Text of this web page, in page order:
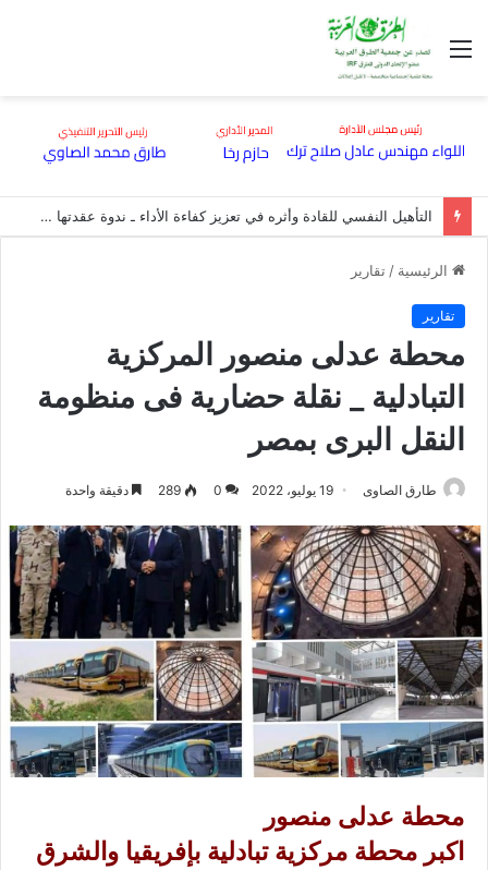
القائمة
التأهيل النفسي للقادة وأثره في تعزيز كفاءة الأداء ـ ندوة عقدتها هيئة الطرق بقاعة مؤتمراتها
الرئيسية / تقارير
تقارير
محطة عدلى منصور المركزية
التبادلية _ نقلة حضارية فى منظومة
النقل البرى بمصر
طارق الصاوى 19 يوليو، 2022 0
289 دقيقة واحدة
محطة عدلى منصور
اكبر محطة مركزية تبادلية بإفريقيا والشرق